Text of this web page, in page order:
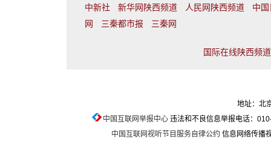
中新社 新华网陕西频道 人民网陕西频道
中
网
三秦都市报 三秦网
国际在线陕西频
地址：北
中国互联网举报中心违法和不良信息举报电话：
中国互联网视听节目服务自律公约 信息网络传播